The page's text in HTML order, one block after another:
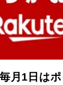
月1日は